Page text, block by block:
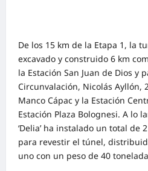
De los 15 km de la Etapa 1, la
excavado y construido 6 km
la Estación San Juan de Dios y
Circunvalación, Nicolás Ayllón,
Manco Cápac y la Estación
Estación Plaza Bolognesi. A lo
‘Delia’ ha instalado un total de
para revestir el túnel,
uno con un peso de 40